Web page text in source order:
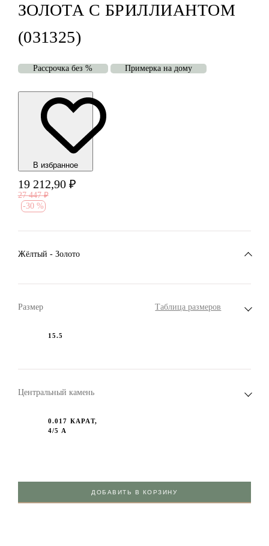
ЗОЛОТА С БРИЛЛИАНТОМ
(031325)
Рассрочка без % Примерка на дому
В избранноe
19 212,90 ₽
27 447 ₽
-30 %
Жёлтый - Золото
Размер Таблица размеров
15.5
Центральный камень
0.017 КАРАТ,
4/5 А
ДОБАВИТЬ В КОРЗИНУ